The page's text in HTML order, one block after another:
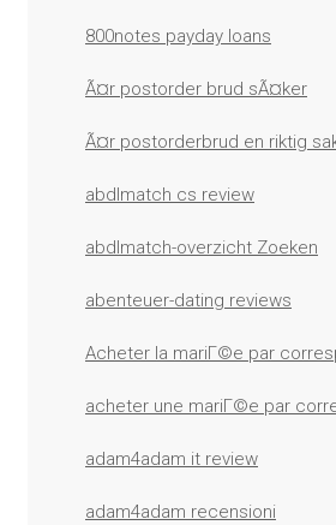
800notes payday loans
Ã¤r postorder brud sÃ¤ker
Ã¤r postorderbrud en riktig
abdlmatch cs review
abdlmatch-overzicht Zoeken
abenteuer-dating reviews
Acheter la mariГ©e par
acheter une mariГ©e par
adam4adam it review
adam4adam recensioni